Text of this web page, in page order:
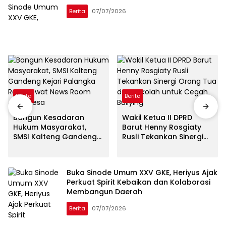
Berita 07/07/2026
Berita
Bangun Kesadaran
Hukum Masyarakat,
SMSI Kalteng Gandeng
Desa
Berita
Wakil Ketua II DPRD
Barut Henny Rosgiaty
Rusli Tekankan Sinergi
Buka Sinode Umum XXV GKE, Heriyus Ajak
Perkuat Spirit Kebaikan dan Kolaborasi
Membangun Daerah
Berita 07/07/2026